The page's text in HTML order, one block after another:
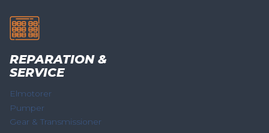
REPARATION &
SERVICE
Elmotorer
Pumper
Gear & Transmissioner